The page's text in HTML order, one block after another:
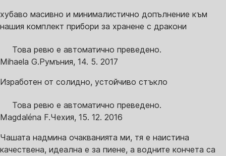
хубаво масивно и минималистично допълнение към
нашия комплект прибори за хранене с дракони
Това ревю е автоматично преведено.
Mihaela G.Румъния, 14. 5. 2017
Изработен от солидно, устойчиво стъкло
Това ревю е автоматично преведено.
Magdaléna F.Чехия, 15. 12. 2016
Чашата надмина очакванията ми, тя е наистина
качествена, идеална е за пиене, а водните кончета са